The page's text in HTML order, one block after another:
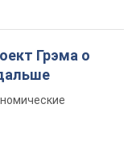
Грэма о